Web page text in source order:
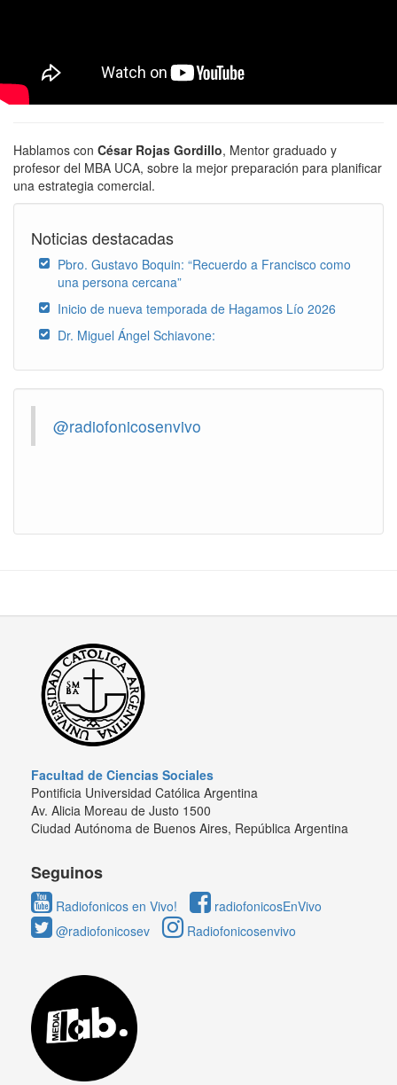
Hablamos con César Rojas Gordillo, Mentor graduado y
profesor del MBA UCA, sobre la mejor preparación para planificar
una estrategia comercial.
Noticias destacadas
Pbro. Gustavo Boquin: “Recuerdo a Francisco como
una persona cercana”
Inicio de nueva temporada de Hagamos Lío 2026
Dr. Miguel Ángel Schiavone:
@radiofonicosenvivo
Facultad de Ciencias Sociales
Pontificia Universidad Católica Argentina
Av. Alicia Moreau de Justo 1500
Ciudad Autónoma de Buenos Aires, República Argentina
Seguinos
Radiofonicos en Vivo!
radiofonicosEnVivo
@radiofonicosev
Radiofonicosenvivo